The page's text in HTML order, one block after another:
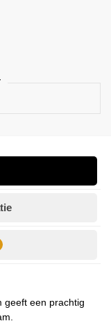
geeft een prachtig